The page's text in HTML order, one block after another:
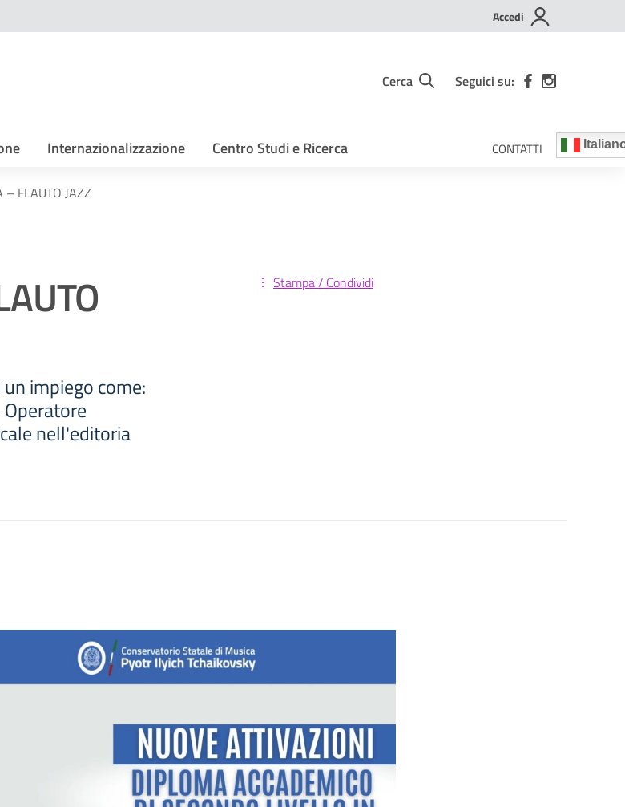
Accedi
Cerca Seguici su:
Internazionalizzazione Centro Studi e Ricerca CONTATTI
– FLAUTO JAZZ
impiego come:
nell'editoria
Stampa / Condividi